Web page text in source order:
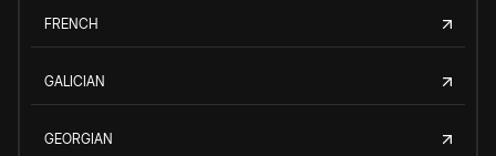
FRENCH
GALICIAN
GEORGIAN